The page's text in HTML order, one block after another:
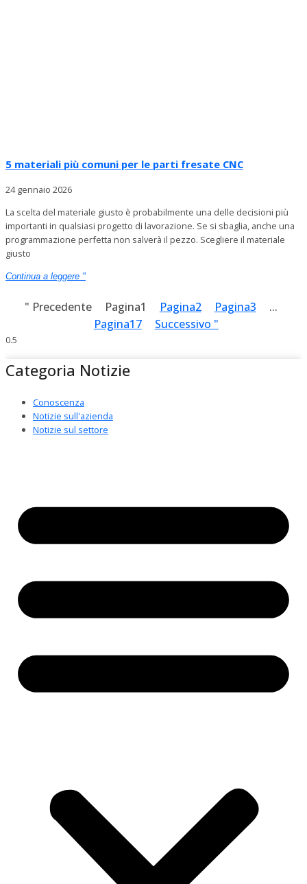
5 materiali più comuni per le parti fresate CNC
24 gennaio 2026
La scelta del materiale giusto è probabilmente una delle decisioni più
importanti in qualsiasi progetto di lavorazione. Se si sbaglia, anche una
programmazione perfetta non salverà il pezzo. Scegliere il materiale
giusto
Continua a leggere "
" Precedente Pagina1 Pagina2 Pagina3
...
Pagina17 Successivo "
Categoria Notizie
Conoscenza
Notizie sull'azienda
Notizie sul settore